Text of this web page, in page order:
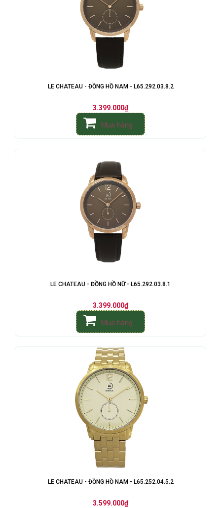
LE CHATEAU - ĐỒNG HỒ NAM - L65.292.03.8.2
3.399.000₫
Mua hàng
LE CHATEAU - ĐỒNG HỒ NỮ - L65.292.03.8.1
3.399.000₫
Mua hàng
LE CHATEAU - ĐỒNG HỒ NAM - L65.252.04.5.2
3.599.000₫